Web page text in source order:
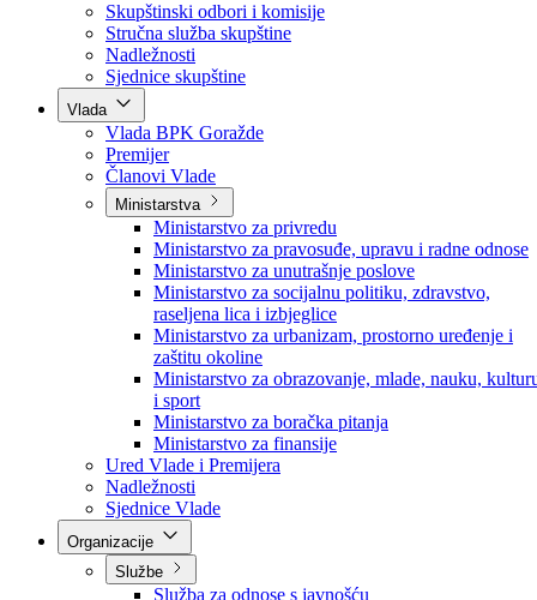
Poslanici po strankama
Poslanici po klubovima naroda
Kolegij skupštine
Skupštinski odbori i komisije
Stručna služba skupštine
Nadležnosti
Sjednice skupštine
Vlada
Vlada BPK Goražde
Premijer
Članovi Vlade
Ministarstva
Ministarstvo za privredu
Ministarstvo za pravosuđe, upravu i radne odnose
Ministarstvo za unutrašnje poslove
Ministarstvo za socijalnu politiku, zdravstvo,
raseljena lica i izbjeglice
Ministarstvo za urbanizam, prostorno uređenje i
zaštitu okoline
Ministarstvo za obrazovanje, mlade, nauku,
i sport
Ministarstvo za boračka pitanja
Ministarstvo za finansije
Ured Vlade i Premijera
Nadležnosti
Sjednice Vlade